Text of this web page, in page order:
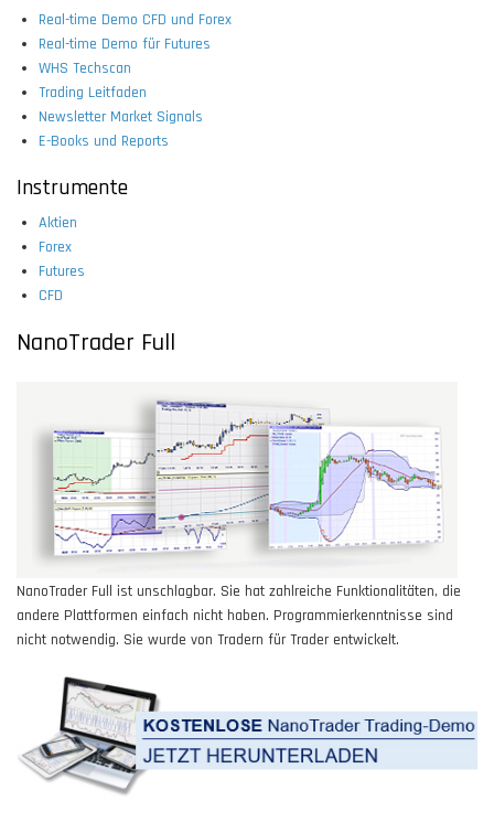
Real-time Demo CFD und Forex
Real-time Demo für Futures
WHS Techscan
Trading Leitfaden
Newsletter Market Signals
E-Books und Reports
Instrumente
Aktien
Forex
Futures
CFD
NanoTrader Full
NanoTrader Full ist unschlagbar. Sie hat zahlreiche Funktionalitäten, die
andere Plattformen einfach nicht haben. Programmierkenntnisse sind
nicht notwendig. Sie wurde von Tradern für Trader entwickelt.